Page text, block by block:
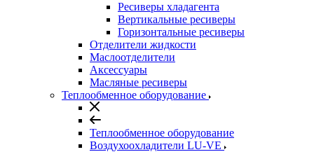
Ресиверы хладагента
Вертикальные ресиверы
Горизонтальные ресиверы
Отделители жидкости
Маслоотделители
Аксессуары
Масляные ресиверы
Теплообменное оборудование
Теплообменное оборудование
Воздухоохладители LU-VE